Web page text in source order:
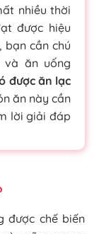
nhiều thời
được hiệu
cần chú
và ăn uống
được ăn lạc
ăn này cần
lời giải đáp
được chế biến